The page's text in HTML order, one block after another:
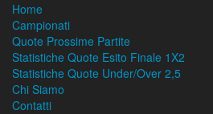
Home
Campionati
Quote Prossime Partite
Statistiche Quote Esito Finale 1X2
Statistiche Quote Under/Over 2,5
Chi Siamo
Contatti